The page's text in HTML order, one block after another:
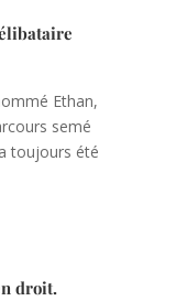
Ethan,
semé
toujours été
droit.